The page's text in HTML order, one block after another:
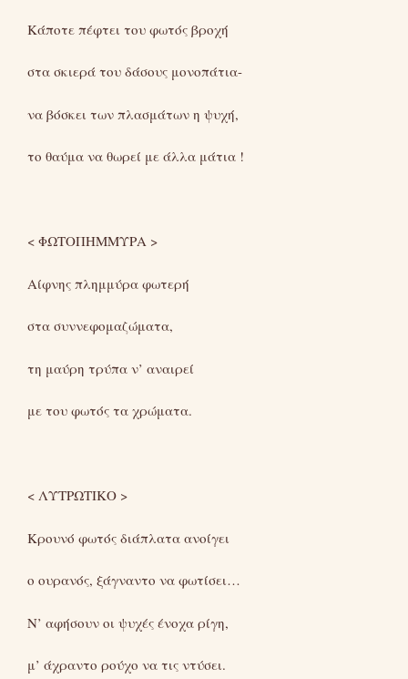
Κάποτε πέφτει του φωτός βροχή
στα σκιερά του δάσους μονοπάτια-
να βόσκει των πλασμάτων η ψυχή,
το θαύμα να θωρεί με άλλα μάτια !
< ΦΩΤΟΠΗΜΜΥΡΑ >
Αίφνης πλημμύρα φωτερή
στα συννεφομαζώματα,
τη μαύρη τρύπα ν’ αναιρεί
με του φωτός τα χρώματα.
< ΛΥΤΡΩΤΙΚΟ >
Κρουνό φωτός διάπλατα ανοίγει
ο ουρανός, ξάγναντο να φωτίσει…
Ν’ αφήσουν οι ψυχές ένοχα ρίγη,
μ’ άχραντο ρούχο να τις ντύσει.